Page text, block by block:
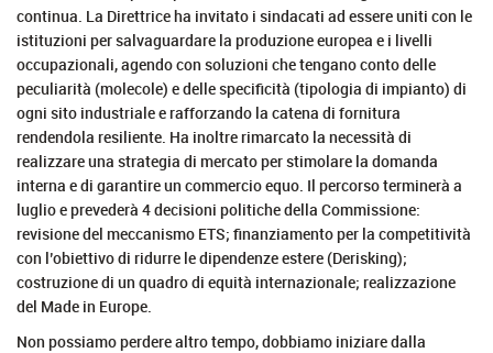
continua. La Direttrice ha invitato i sindacati ad essere uniti con le
istituzioni per salvaguardare la produzione europea e i livelli
occupazionali, agendo con soluzioni che tengano conto delle
peculiarità (molecole) e delle specificità (tipologia di impianto) di
ogni sito industriale e rafforzando la catena di fornitura
rendendola resiliente. Ha inoltre rimarcato la necessità di
realizzare una strategia di mercato per stimolare la domanda
interna e di garantire un commercio equo. Il percorso terminerà a
luglio e prevederà 4 decisioni politiche della Commissione:
revisione del meccanismo ETS; finanziamento per la competitività
con l’obiettivo di ridurre le dipendenze estere (Derisking);
costruzione di un quadro di equità internazionale; realizzazione
del Made in Europe.
Non possiamo perdere altro tempo, dobbiamo iniziare dalla